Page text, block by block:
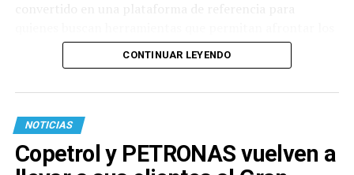
desafíos actuales desde una mirada más consciente,
humana e innovadora. La primera conferencia tendrá
los mayores referentes mundiales en psicología positiva
y liderazgo del bienestar. Doctor en Psicología y
Filosofía por la Universidad de Harvard, Tal Ben-Shahar
CONTINUAR LEYENDO
NOTICIAS
Copetrol y PETRONAS vuelven a